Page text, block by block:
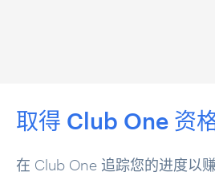
取得 Club One 资
在 Club One 追踪您的进度以